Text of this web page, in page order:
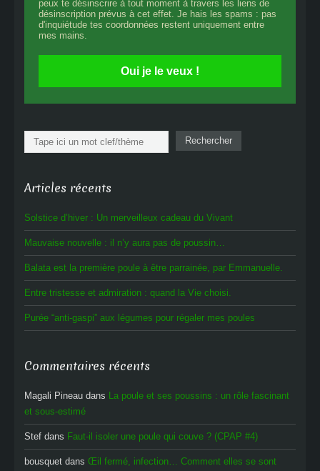
peux te désinscrire à tout moment à travers les liens de
désinscription prévus à cet effet. Je hais les spams : pas
d'inquiétude tes coordonnées restent uniquement entre
mes mains.
Oui je le veux !
Rechercher Rechercher
Articles récents
Solstice d’hiver : Un merveilleux cadeau du Vivant
Mauvaise nouvelle : il n’y aura pas de poussin…
Balata est la première poule à être parrainée, par Emmanuelle.
Entre tristesse et admiration : quand la Vie choisi.
Purée “anti-gaspi” aux légumes pour régaler mes poules
Commentaires récents
Magali Pineau dans La poule et ses poussins : un rôle fascinant
et sous-estimé
Stef dans Faut-il isoler une poule qui couve ? (CPAP #4)
bousquet dans Œil fermé, infection… Comment elles se sont